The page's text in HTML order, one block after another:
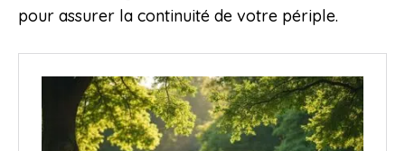
pour assurer la continuité de votre périple.